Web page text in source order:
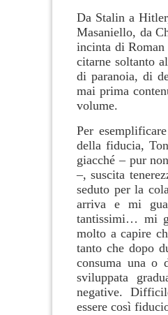
Da Stalin a
Masaniello, da
incinta di Roman
citarne soltanto
di paranoia, di
mai prima
volume.
Per
della fiducia,
giacché – pur
–, suscita
seduto per la
arriva e mi
tantissimi… mi
molto a capire
tanto che dopo
consuma una
sviluppata
negative.
essere così